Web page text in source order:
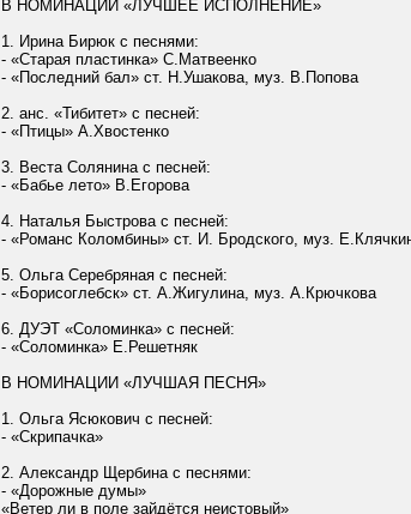
В НОМИНАЦИИ «ЛУЧШЕЕ ИСПОЛНЕНИЕ»
1. Ирина Бирюк с песнями:
- «Старая пластинка» С.Матвеенко
- «Последний бал» ст. Н.Ушакова, муз. В.Попова
2. анс. «Тибитет» с песней:
- «Птицы» А.Хвостенко
3. Веста Солянинас песней:
- «Бабье лето» В.Егорова
4. Наталья Быстрова с песней:
- «Романс Коломбины» ст. И. Бродского, муз.
5. Ольга Серебряная с песней:
- «Борисоглебск» ст. А.Жигулина, муз. А.Крючкова
6. ДУЭТ «Соломинка» с песней:
- «Соломинка» Е.Решетняк
В НОМИНАЦИИ «ЛУЧШАЯ ПЕСНЯ»
1. Ольга Ясюкович с песней:
- «Скрипачка»
2. Александр Щербина с песнями:
- «Дорожные думы»
«Ветер ли в поле зайдётся неистовый»